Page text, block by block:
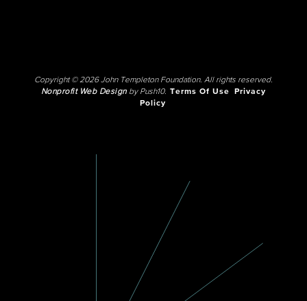
Copyright © 2026 John Templeton Foundation. All rights reserved.
Nonprofit Web Designby Push10. Terms Of Use
Privacy
Policy